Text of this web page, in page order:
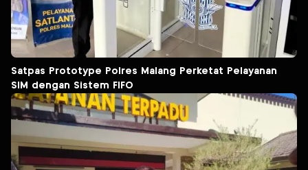
Satpas Prototype Polres Malang Perketat Pelayanan
SIM dengan Sistem FIFO